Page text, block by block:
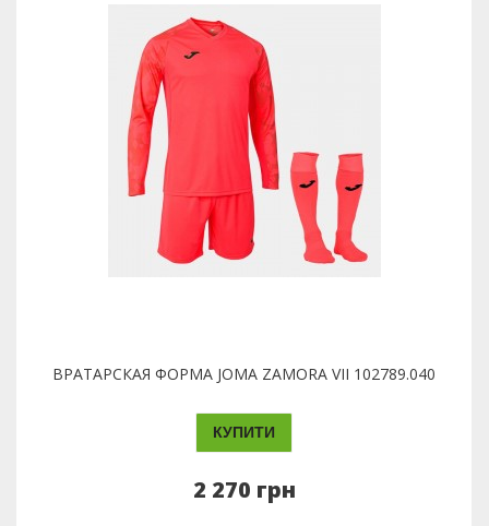
ВРАТАРСКАЯ ФОРМА JOMA ZAMORA VII 102789.040
КУПИТИ
2 270 грн